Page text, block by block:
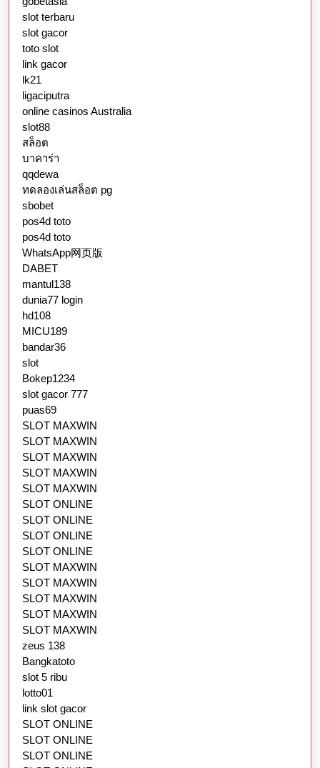
slot terbaru
slot gacor
toto slot
link gacor
lk21
ligaciputra
online casinos Australia
slot88
สล็อต
บาคาร่า
qqdewa
ทดลองเล่นสล็อต pg
sbobet
pos4d toto
pos4d toto
WhatsApp网页版
DABET
mantul138
dunia77 login
hd108
MICU189
bandar36
slot
Bokep1234
slot gacor 777
puas69
SLOT MAXWIN
SLOT MAXWIN
SLOT MAXWIN
SLOT MAXWIN
SLOT MAXWIN
SLOT ONLINE
SLOT ONLINE
SLOT ONLINE
SLOT ONLINE
SLOT MAXWIN
SLOT MAXWIN
SLOT MAXWIN
SLOT MAXWIN
SLOT MAXWIN
zeus 138
Bangkatoto
slot 5 ribu
lotto01
link slot gacor
SLOT ONLINE
SLOT ONLINE
SLOT ONLINE